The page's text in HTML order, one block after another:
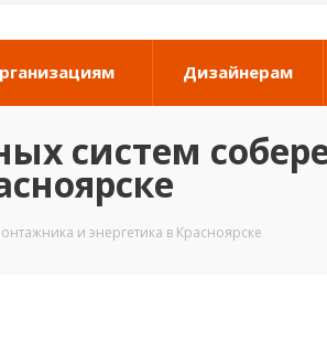
Дизайнерам
систем
и энергетика в Красноярске